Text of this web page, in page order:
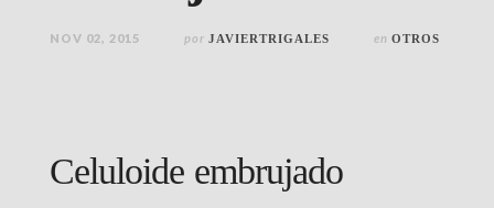
NOV 02, 2015 por JAVIERTRIGALES en OTROS
Celuloide embrujado